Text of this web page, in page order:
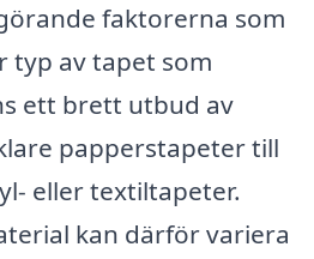
faktorerna som
typ av tapet som
ett brett utbud av
papperstapeter till
eller textiltapeter.
kan därför variera